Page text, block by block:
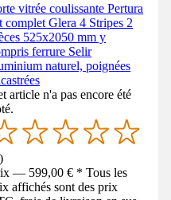
vitrée coulissante Pertura
complet Glera 4 Stripes 2
525x2050 mm y
ferrure Selir
naturel, poignées
article n'a pas encore été
)
— 599,00 € * Tous les
affichés sont des prix